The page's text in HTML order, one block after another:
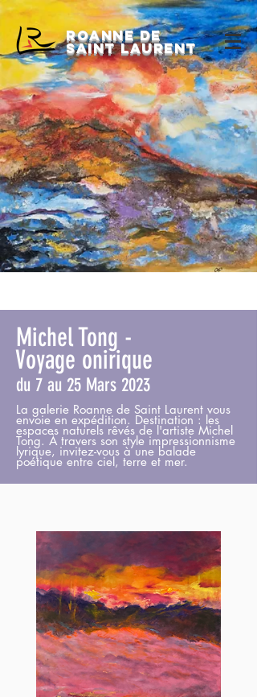
Roanne de
saint laurent
Michel Tong -
Voyage onirique
du 7 au 25 Mars 2023
La galerie Roanne de Saint Laurent vous
envoie en expédition. Destination : les
espaces naturels rêvés de l'artiste Michel
Tong. À travers son style impressionnisme
lyrique, invitez-vous à une balade
poétique entre ciel, terre et mer.